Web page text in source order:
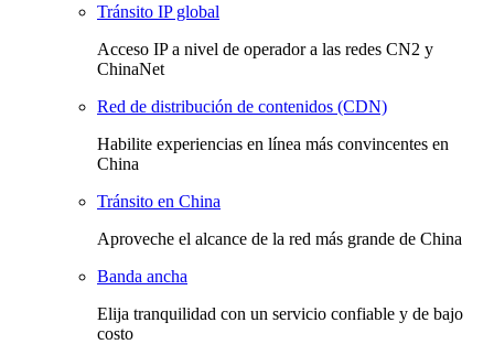
Tránsito IP global
Acceso IP a nivel de operador a las redes CN2 y
ChinaNet
Red de distribución de contenidos (CDN)
Habilite experiencias en línea más convincentes en
China
Tránsito en China
Aproveche el alcance de la red más grande de China
Banda ancha
Elija tranquilidad con un servicio confiable y de bajo
costo